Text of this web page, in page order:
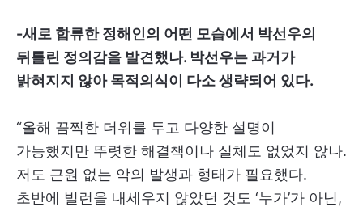
-새로 합류한 정해인의 어떤 모습에서 박선우의
뒤틀린 정의감을 발견했나. 박선우는 과거가
밝혀지지 않아 목적의식이 다소 생략되어 있다.
“올해 끔찍한 더위를 두고 다양한 설명이
가능했지만 뚜렷한 해결책이나 실체도 없었지 않나.
저도 근원 없는 악의 발생과 형태가 필요했다.
초반에 빌런을 내세우지 않았던 것도 ‘누가’가 아닌,